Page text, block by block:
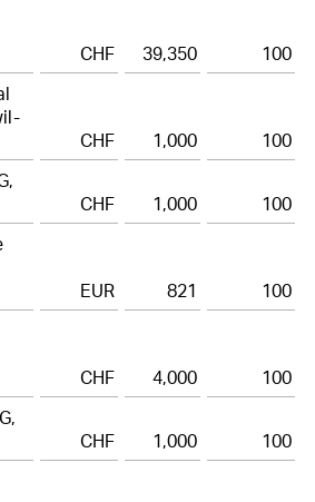
liabilities
and provisions
shares
net
cost
CHF 39,350
100
CHF 1,000
100
CHF 1,000
100
EUR 821
100
CHF 4,000
100
CHF 1,000
100